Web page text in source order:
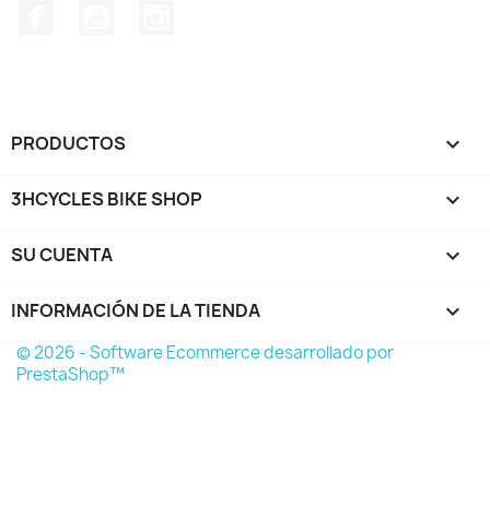
PRODUCTOS 
3HCYCLES BIKE SHOP 
SU CUENTA 
INFORMACIÓN DE LA TIENDA keyboard_arrow_down
© 2026 - Software Ecommerce desarrollado por
PrestaShop™